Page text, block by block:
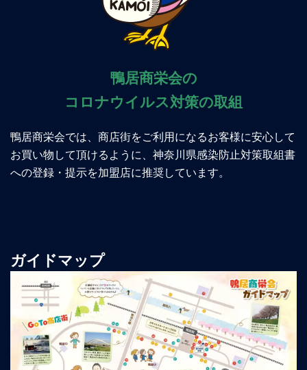
鴨居商栄会の
コロナウイルス対策の取組
鴨居商栄会では、商店街をご利用になるお客様に安心して
お買い物して頂けるように、神奈川県感染防止対策取組書
への登録・提示を加盟店に推奨しています。
ガイドマップ